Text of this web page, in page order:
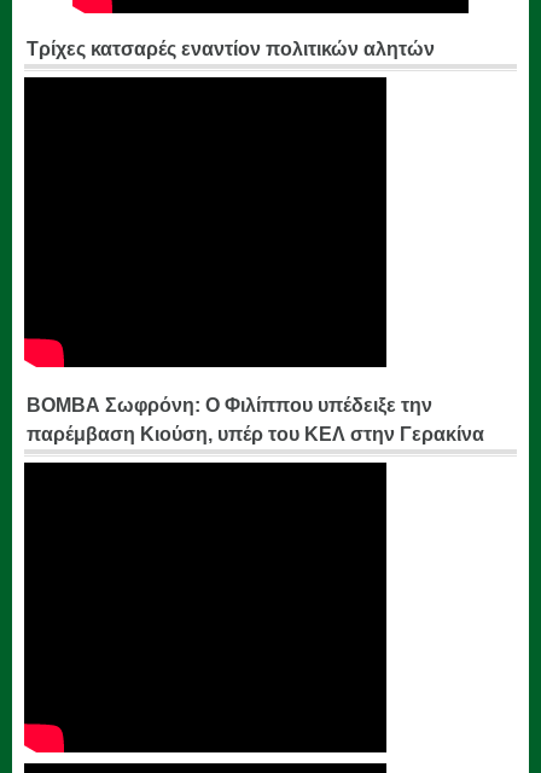
Τρίχες κατσαρές εναντίον πολιτικών αλητών
ΒΟΜΒΑ Σωφρόνη: Ο Φιλίππου υπέδειξε την
παρέμβαση Κιούση, υπέρ του ΚΕΛ στην Γερακίνα